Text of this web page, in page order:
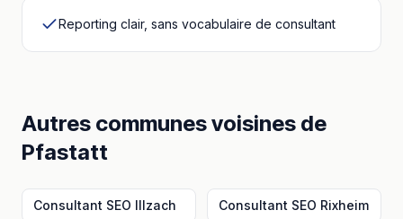
Reporting clair, sans vocabulaire de consultant
Autres communes voisines de
Pfastatt
Consultant SEO Illzach Consultant SEO Rixheim